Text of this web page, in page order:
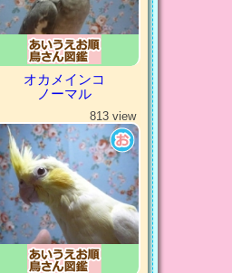
オカメインコ
ノーマル
813 view